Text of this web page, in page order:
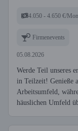
4.050 - 4.650 €/
Firmenevents
05.08.2026
Werde Teil unseres
in Teilzeit! Genieße
Arbeitsumfeld,
häuslichen Umfeld